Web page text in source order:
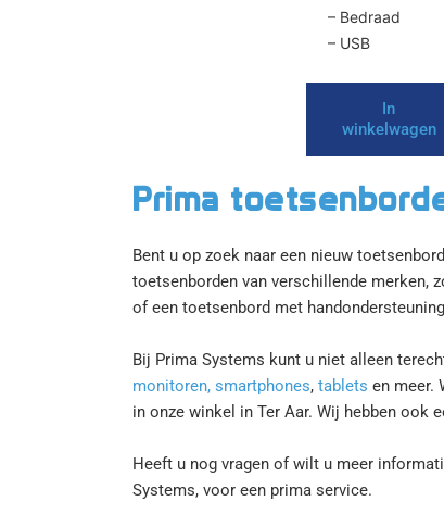
– Bedraad
– USB
In
winkelwagen
Prima
Bent u op zoek naar een nieuw
toetsenborden van verschillende merken,
of een toetsenbord met
Bij Prima Systems kunt u niet alleen
monitoren, smartphones, tablets en meer.
in onze winkel in Ter Aar. Wij hebben ook
Heeft u nog vragen of wilt u meer
Systems, voor een prima service.